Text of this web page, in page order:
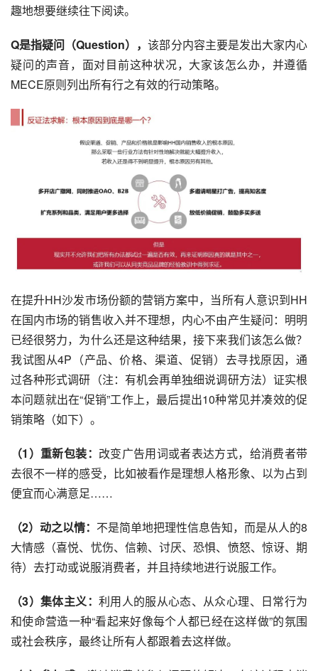
趣地想要继续往下阅读。
Q是指疑问（Question），该部分内容主要是发出大家内心
疑问的声音，面对目前这种状况，大家该怎么办，并遵循
MECE原则列出所有行之有效的行动策略。
在提升HH沙发市场份额的营销方案中，当所有人意识到HH
在国内市场的销售收入并不理想，内心不由产生疑问：明明
已经很努力，为什么还是这种结果，接下来我们该怎么做？
我试图从4P（产品、价格、渠道、促销）去寻找原因，通
过各种形式调研（注：有机会再单独细说调研方法）证实根
本问题就出在“促销”工作上，最后提出10种常见并凑效的促
销策略（如下）。
（1）重新包装： 改变广告用词或者表达方式，给消费者带
去很不一样的感受，比如被看作是理想人格形象、以为占到
便宜而心满意足……
（2）动之以情： 不是简单地把理性信息告知，而是从人的8
大情感（喜悦、忧伤、信赖、讨厌、恐惧、愤怒、惊讶、期
待）去打动或说服消费者，并且持续地进行说服工作。
（3）集体主义： 利用人的服从心态、从众心理、日常行为
和使命营造一种“看起来好像每个人都已经在这样做”的氛围
或社会秩序，最终让所有人都跟着去这样做。